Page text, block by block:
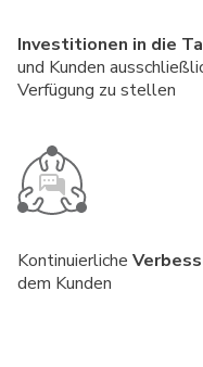
Investitionen in die
und Kunden
Verfügung zu stellen
Kontinuierliche
dem Kunden